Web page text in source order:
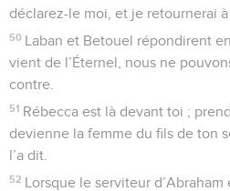
déclarez-le moi, et je retournerai
50 Laban et Betouel répondirent
vient de l’Éternel, nous ne
contre.
51 Rébecca est là devant toi ;
devienne la femme du fils de ton
l’a dit.
52 Lorsque le serviteur